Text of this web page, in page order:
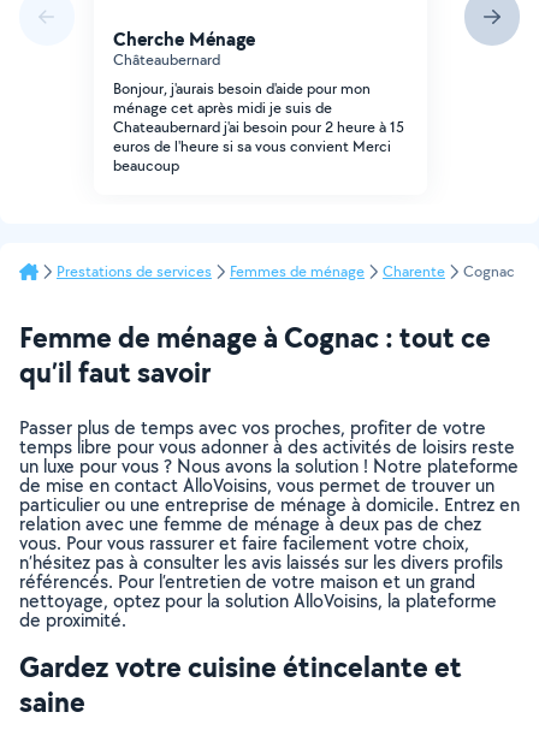
Cherche Ménage
Châteaubernard
Bonjour, j'aurais besoin d'aide pour mon
ménage cet après midi je suis de
Chateaubernard j'ai besoin pour 2 heure à 15
euros de l'heure si sa vous convient Merci
beaucoup
Prestations de services Femmes de ménage Charente Cognac
Femme de ménage à Cognac : tout ce
qu’il faut savoir
Passer plus de temps avec vos proches, profiter de votre
temps libre pour vous adonner à des activités de loisirs reste
un luxe pour vous ? Nous avons la solution ! Notre plateforme
de mise en contact AlloVoisins, vous permet de trouver un
particulier ou une entreprise de ménage à domicile. Entrez en
relation avec une femme de ménage à deux pas de chez
vous. Pour vous rassurer et faire facilement votre choix,
n’hésitez pas à consulter les avis laissés sur les divers profils
référencés. Pour l’entretien de votre maison et un grand
nettoyage, optez pour la solution AlloVoisins, la plateforme
de proximité.
Gardez votre cuisine étincelante et
saine